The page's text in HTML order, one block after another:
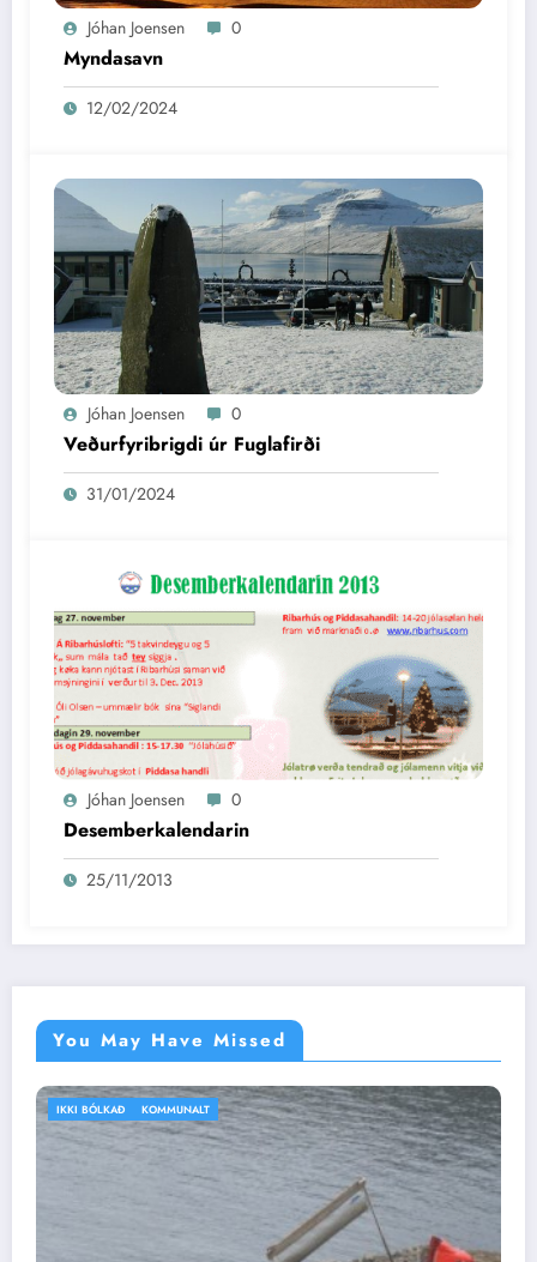
Jóhan Joensen 0
Myndasavn
12/02/2024
Jóhan Joensen 0
Veðurfyribrigdi úr Fuglafirði
31/01/2024
Jóhan Joensen 0
Desemberkalendarin
25/11/2013
You May Have Missed
IKKI BÓLKAÐ VEÐRIÐ